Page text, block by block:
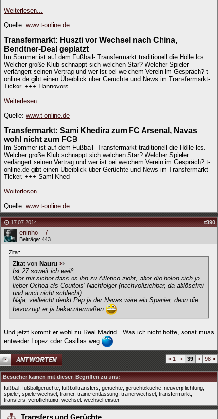
Weiterlesen...
Quelle: www.t-online.de
Transfermarkt: Huszti vor Wechsel nach China,
Bendtner-Deal geplatzt
Im Sommer ist auf dem Fußball- Transfermarkt traditionell die Hölle los.
Welcher große Klub schnappt sich welchen Star? Welcher Spieler
verlängert seinen Vertrag und wer ist bei welchem Verein im Gespräch? t-
online.de gibt einen Überblick über Gerüchte und News im Transfermarkt-
Ticker. +++ Hannovers
Weiterlesen...
Quelle: www.t-online.de
Transfermarkt: Sami Khedira zum FC Arsenal, Navas
wohl nicht zum FCB
Im Sommer ist auf dem Fußball- Transfermarkt traditionell die Hölle los.
Welcher große Klub schnappt sich welchen Star? Welcher Spieler
verlängert seinen Vertrag und wer ist bei welchem Verein im Gespräch? t-
online.de gibt einen Überblick über Gerüchte und News im Transfermarkt-
Ticker. +++ Sami Khed
Weiterlesen...
Quelle: www.t-online.de
17.07.2014 #390
eninho__7
Beiträge: 443
Zitat:
Zitat von Nauru
Ist 27 soweit ich weiß.
War mir sicher dass es ihn zu Atletico zieht, aber die holen sich ja
lieber Ochoa als Courtois' Nachfolger (nachvollziehbar, da ablösefrei
und auch nicht schlecht).
Naja, vielleicht denkt Pep ja der Navas wäre ein Spanier, denn die
bevorzugt er ja bekanntermaßen
Und jetzt kommt er wohl zu Real Madrid.. Was ich nicht hoffe, sonst muss
entweder Lopez oder Casillas weg
« 1 < 39 > 98 »
Besucher kamen mit diesen Begriffenzu uns:
fußball, fußballgerüchte, fußballtransfers, gerüchte, gerüchteküche, neuverpflichtung,
spieler, spielerwechsel, trainer, trainerentlassung, trainerwechsel, transfermarkt,
transfers, verpflichtung, wechsel, wechselfenster
Transfers und Gerüchte